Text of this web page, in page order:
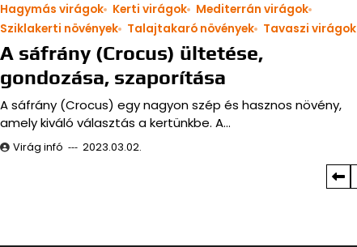
Hagymás virágok
Kerti virágok
Mediterrán virágok
Sziklakerti növények
Talajtakaró növények Tavaszi virágok
A sáfrány (Crocus) ültetése,
gondozása, szaporítása
A sáfrány (Crocus) egy nagyon szép és hasznos növény,
amely kiváló választás a kertünkbe. A…
Virág infó 2023.03.02.